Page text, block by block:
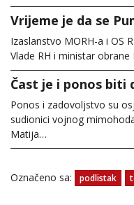
Vrijeme je da se
Izaslanstvo MORH-a i OS
Vlade RH i ministar
Čast je i ponos biti
Ponos i zadovoljstvo su
sudionici vojnog
Matija…
Označeno sa: podlistak